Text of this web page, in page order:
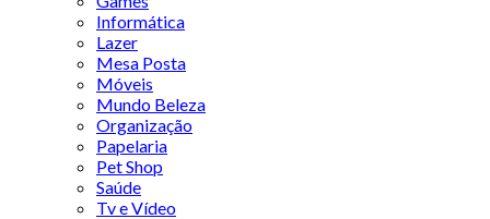
Informática
Lazer
Mesa Posta
Móveis
Mundo Beleza
Organização
Papelaria
Pet Shop
Saúde
Tv e Vídeo